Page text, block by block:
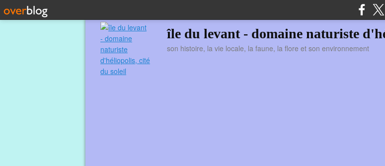
île du levant - domaine naturiste
son histoire, la vie locale, la faune, la flore et son environnement